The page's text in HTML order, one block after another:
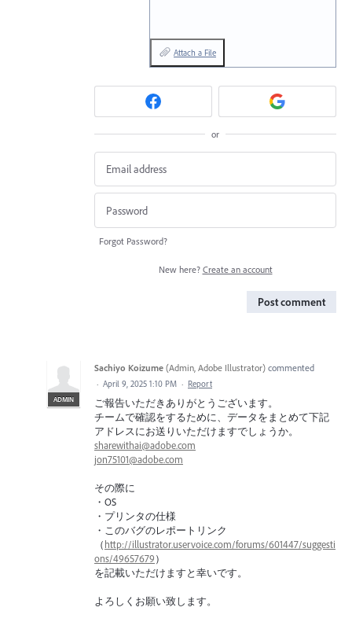
Attach a File
or
Forgot Password?
New here? Create an account
Post comment
ADMIN
Sachiyo Koizume (Admin, Adobe Illustrator) commented
· April 9, 2025 1:10 PM · Report
ご報告いただきありがとうございます。
チームで確認をするために、データをまとめて下記
アドレスにお送りいただけますでしょうか。
sharewithai@adobe.com
jon75101@adobe.com
その際に
・OS
・プリンタの仕様
・このバグのレポートリンク
（http://illustrator.uservoice.com/forums/601447/suggesti
ons/49657679）
を記載いただけますと幸いです。
よろしくお願い致します。